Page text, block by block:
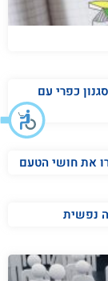
כפרי עם
את חושי הטעם
נפשית